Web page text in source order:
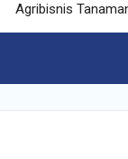
Agribisnis